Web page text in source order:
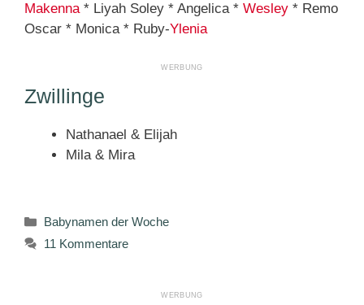
Makenna* Liyah Soley * Angelica * Wesley * Remo
Oscar * Monica * Ruby-Ylenia
Zwillinge
Nathanael & Elijah
Mila & Mira
Kategorien
Babynamen der Woche
11 Kommentare